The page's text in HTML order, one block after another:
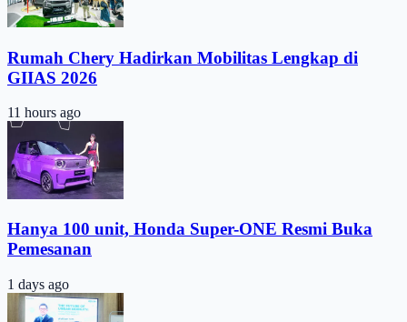
Rumah Chery Hadirkan Mobilitas Lengkap di
GIIAS 2026
11 hours ago
Hanya 100 unit, Honda Super-ONE Resmi Buka
Pemesanan
1 days ago